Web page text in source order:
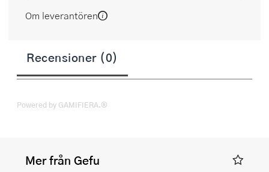
Om leverantören
Recensioner (0)
Powered by GAMIFIERA.®
Mer från Gefu